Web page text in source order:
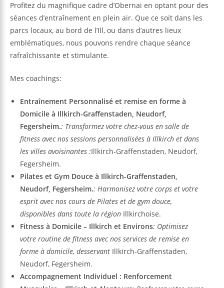
Profitez du magnifique cadre d’Obernai en optant pour des
séances d’entraînement en plein air. Que ce soit dans les
parcs locaux, au bord de l’Ill, ou dans d’autres lieux
emblématiques, nous pouvons rendre chaque séance
rafraîchissante et stimulante.
Mes coachings:
Entraînement Personnalisé et remise en forme à
Domicile à Illkirch-Graffenstaden, Neudorf,
Fegersheim.: Transformez votre chez-vous en salle de
fitness avec nos sessions personnalisées à Illkirch et dans
les villes avoisinantes :Illkirch-Graffenstaden, Neudorf,
Fegersheim.
Pilates et Gym Douce à Illkirch-Graffenstaden,
Neudorf, Fegersheim.: Harmonisez votre corps et votre
esprit avec nos cours de Pilates et de gym douce,
disponibles dans toute la région Illkirchoise.
Fitness à Domicile – Illkirch et Environs: Optimisez
votre routine de fitness avec nos services de remise en
forme à domicile, desservant Illkirch-Graffenstaden,
Neudorf, Fegersheim.
Accompagnement Individuel : Renforcement